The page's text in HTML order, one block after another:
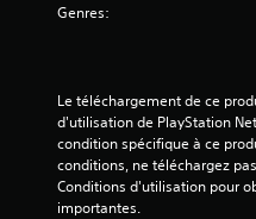
Genres:
Le téléchargement de ce
d'utilisation de PlayStation
condition spécifique à ce
conditions, ne téléchargez
Conditions d'utilisation pour
importantes.